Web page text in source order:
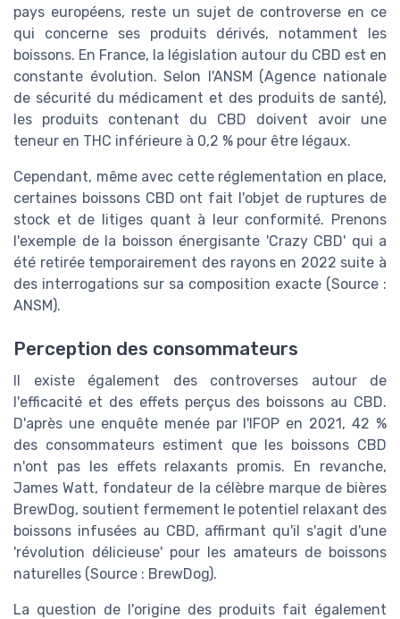
pays européens, reste un sujet de controverse en ce
qui concerne ses produits dérivés, notamment les
boissons. En France, la législation autour du CBD est en
constante évolution. Selon l'ANSM (Agence nationale
de sécurité du médicament et des produits de santé),
les produits contenant du CBD doivent avoir une
teneur en THC inférieure à 0,2 % pour être légaux.
Cependant, même avec cette réglementation en place,
certaines boissons CBD ont fait l'objet de ruptures de
stock et de litiges quant à leur conformité. Prenons
l'exemple de la boisson énergisante 'Crazy CBD' qui a
été retirée temporairement des rayons en 2022 suite à
des interrogations sur sa composition exacte (Source :
ANSM).
Perception des consommateurs
Il existe également des controverses autour de
l'efficacité et des effets perçus des boissons au CBD.
D'après une enquête menée par l'IFOP en 2021, 42 %
des consommateurs estiment que les boissons CBD
n'ont pas les effets relaxants promis. En revanche,
James Watt, fondateur de la célèbre marque de bières
BrewDog, soutient fermement le potentiel relaxant des
boissons infusées au CBD, affirmant qu'il s'agit d'une
'révolution délicieuse' pour les amateurs de boissons
naturelles (Source : BrewDog).
La question de l'origine des produits fait également